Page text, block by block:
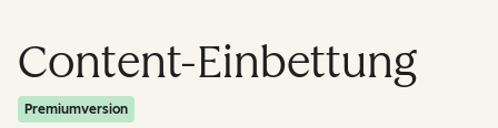
Content-Einbettung
Premiumversion